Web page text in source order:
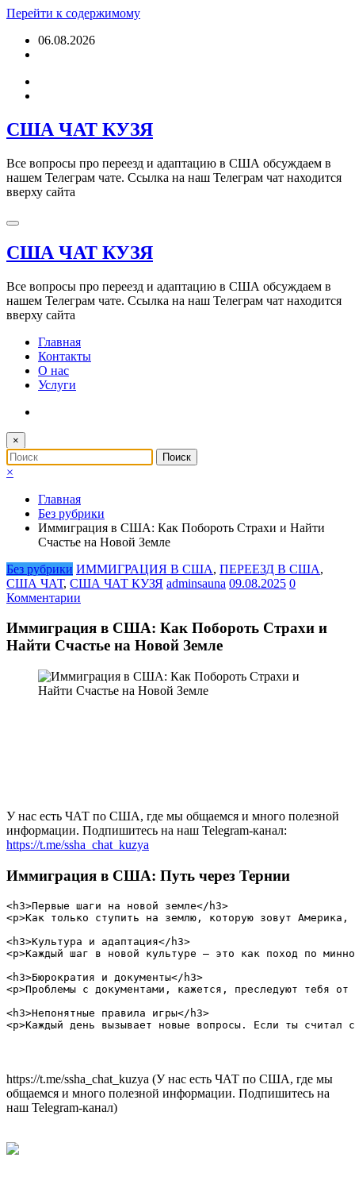
Перейти к содержимому
06.08.2026
США ЧАТ КУЗЯ
Все вопросы про переезд и адаптацию в США обсуждаем в
нашем Телеграм чате. Ссылка на наш Телеграм чат находится
вверху сайта
США ЧАТ КУЗЯ
Все вопросы про переезд и адаптацию в США обсуждаем в
нашем Телеграм чате. Ссылка на наш Телеграм чат находится
вверху сайта
Главная
Контакты
О нас
Услуги
×
×
Главная
Без рубрики
Иммиграция в США: Как Побороть Страхи и Найти
Счастье на Новой Земле
Без рубрики ИММИГРАЦИЯ В США, ПЕРЕЕЗД В США,
США ЧАТ, США ЧАТ КУЗЯ adminsauna 09.08.2025 0
Комментарии
Иммиграция в США: Как Побороть Страхи и
Найти Счастье на Новой Земле
У нас есть ЧАТ по США, где мы общаемся и много полезной
информации. Подпишитесь на наш Telegram-канал:
https://t.me/ssha_chat_kuzya
Иммиграция в США: Путь через Тернии
<h3>Первые шаги на новой земле</h3>
<p>Как только ступить на землю, которую зовут
<h3>Культура и адаптация</h3>
<p>Каждый шаг в новой культуре — это как поход по
<h3>Бюрократия и документы</h3>
<p>Проблемы с документами, кажется, преследуют тебя
<h3>Непонятные правила игры</h3>
https://t.me/ssha_chat_kuzya (У нас есть ЧАТ по США, где мы
общаемся и много полезной информации. Подпишитесь на
наш Telegram-канал)